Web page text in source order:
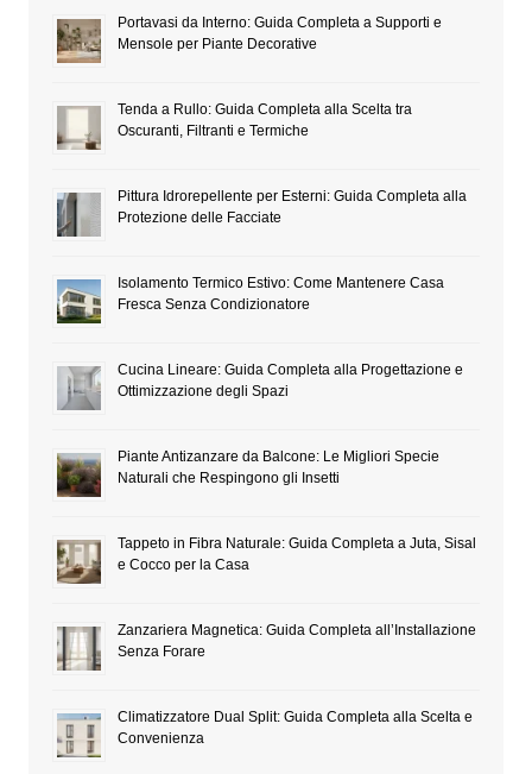
Portavasi da Interno: Guida Completa a Supporti e
Mensole per Piante Decorative
Tenda a Rullo: Guida Completa alla Scelta tra
Oscuranti, Filtranti e Termiche
Pittura Idrorepellente per Esterni: Guida Completa alla
Protezione delle Facciate
Isolamento Termico Estivo: Come Mantenere Casa
Fresca Senza Condizionatore
Cucina Lineare: Guida Completa alla Progettazione e
Ottimizzazione degli Spazi
Piante Antizanzare da Balcone: Le Migliori Specie
Naturali che Respingono gli Insetti
Tappeto in Fibra Naturale: Guida Completa a Juta, Sisal
e Cocco per la Casa
Zanzariera Magnetica: Guida Completa all’Installazione
Senza Forare
Climatizzatore Dual Split: Guida Completa alla Scelta e
Convenienza